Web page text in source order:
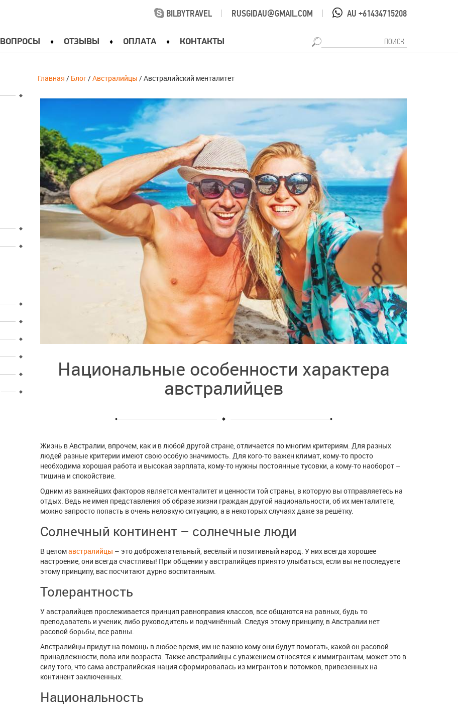
BILBYTRAVEL
RUSGIDAU@GMAIL.COM
AU +61434715208
ВОПРОСЫ ОТЗЫВЫ ОПЛАТА КОНТАКТЫ
Главная / Блог/Австралийцы / Австралийский менталитет
Национальные особенности характера
австралийцев
Жизнь в Австралии, впрочем, как и в любой другой стране, отличается по многим критериям. Для разных
людей разные критерии имеют свою особую значимость. Для кого-то важен климат, кому-то просто
необходима хорошая работа и высокая зарплата, кому-то нужны постоянные тусовки, а кому-то наоборот –
тишина и спокойствие.
Одним из важнейших факторов является менталитет и ценности той страны, в которую вы отправляетесь на
отдых. Ведь не имея представления об образе жизни граждан другой национальности, об их менталитете,
можно запросто попасть в очень неловкую ситуацию, а в некоторых случаях даже за решётку.
Солнечный континент – солнечные люди
В целомавстралийцы – это доброжелательный, весёлый и позитивный народ. У них всегда хорошее
настроение, они всегда счастливы! При общении у австралийцев принято улыбаться, если вы не последуете
этому принципу, вас посчитают дурно воспитанным.
Толерантность
У австралийцев прослеживается принцип равноправия классов, все общаются на равных, будь то
преподаватель и ученик, либо руководитель и подчинённый. Следуя этому принципу, в Австралии нет
расовой борьбы, все равны.
Австралийцы придут на помощь в любое время, им не важно кому они будут помогать, какой он расовой
принадлежности, пола или возраста. Также австралийцы с уважением относятся к иммигрантам, может это в
силу того, что сама австралийская нация сформировалась из мигрантов и потомков, привезенных на
континент заключенных.
Национальность